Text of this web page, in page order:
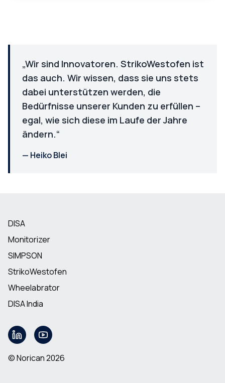
„Wir sind Innovatoren. StrikoWestofen ist
das auch. Wir wissen, dass sie uns stets
dabei unterstützen werden, die
Bedürfnisse unserer Kunden zu erfüllen –
egal, wie sich diese im Laufe der Jahre
ändern.“
— Heiko Blei
DISA
Monitorizer
SIMPSON
StrikoWestofen
Wheelabrator
DISA India
© Norican 2026